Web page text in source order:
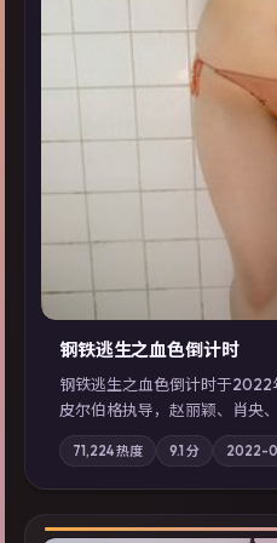
钢铁逃生之血色倒计时
钢铁逃生之血色倒计时于
皮尔伯格执导，赵丽颖、肖央
叙事主轴，失踪人口档案牵出
地域气质；站内亦可通过「国
展检索同类型高分佳作，畅享
71,224热度 9.1 分 2022-